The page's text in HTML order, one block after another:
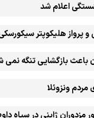
اعلام شد
هلیکوپتر سیکورسکی
باعث بازگشایی تنگه نمی
ونزوئلا